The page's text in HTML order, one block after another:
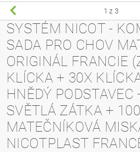
1 z 3
SYSTÉM NICOT -
SADA PRO CHOV
ORIGINÁL FRANCIE
KLÍCKA + 30X
HNĚDÝ PODSTAVEC
SVĚTLÁ ZÁTKA +
MATEČNÍKOVÁ
NICOTPLAST